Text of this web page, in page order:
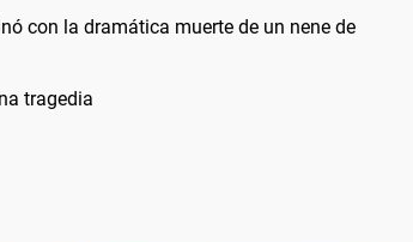
con la dramática muerte de un nene de
tragedia